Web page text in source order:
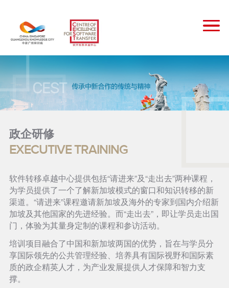
政企研修
EXECUTIVE TRAINING
软件转移卓越中心提供包括“请进来”及“走出去”两种课程，
为学员提供了一个了解新加坡模式的窗口和知识转移的新
渠道。“请进来”课程邀请新加坡及海外的专家到国内介绍新
加坡及其他国家的先进经验。而“走出去”，即让学员走出国
门，体验为其量身定制的课程和参访活动。
培训项目融合了中国和新加坡两国的优势，旨在与学员分
享国际领先的公共管理经验、培养具有国际视野和国际素
质的政企精英人才，为产业发展提供人才保障和智力支
撑。